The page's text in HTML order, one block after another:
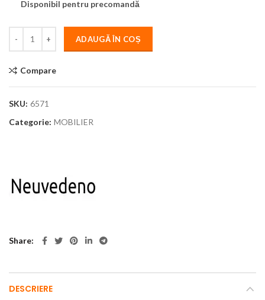
Disponibil pentru precomandă
ADAUGĂ ÎN COȘ
Compare
SKU: 6571
Categorie: MOBILIER
Share
DESCRIERE